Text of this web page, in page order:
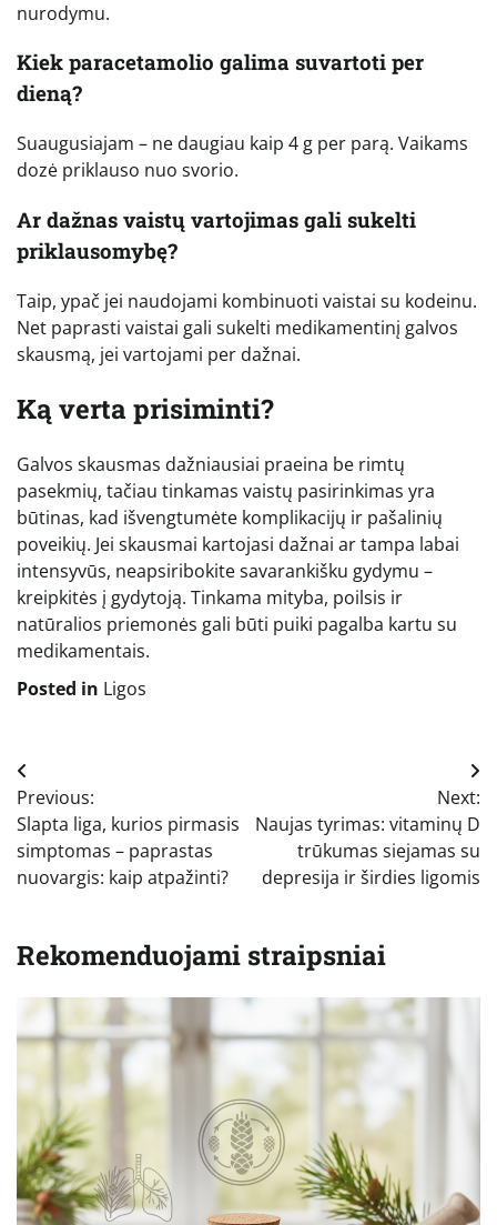
nurodymu.
Kiek paracetamolio galima suvartoti per
dieną?
Suaugusiajam – ne daugiau kaip 4 g per parą. Vaikams
dozė priklauso nuo svorio.
Ar dažnas vaistų vartojimas gali sukelti
priklausomybę?
Taip, ypač jei naudojami kombinuoti vaistai su kodeinu.
Net paprasti vaistai gali sukelti medikamentinį galvos
skausmą, jei vartojami per dažnai.
Ką verta prisiminti?
Galvos skausmas dažniausiai praeina be rimtų
pasekmių, tačiau tinkamas vaistų pasirinkimas yra
būtinas, kad išvengtumėte komplikacijų ir pašalinių
poveikių. Jei skausmai kartojasi dažnai ar tampa labai
intensyvūs, neapsiribokite savarankišku gydymu –
kreipkitės į gydytoją. Tinkama mityba, poilsis ir
natūralios priemonės gali būti puiki pagalba kartu su
medikamentais.
Posted in Ligos
Navigacija
tarp
įrašų
Previous:
Slapta liga, kurios pirmasis
simptomas – paprastas
nuovargis: kaip atpažinti?
Next:
Naujas tyrimas: vitaminų D
trūkumas siejamas su
depresija ir širdies ligomis
Rekomenduojami straipsniai